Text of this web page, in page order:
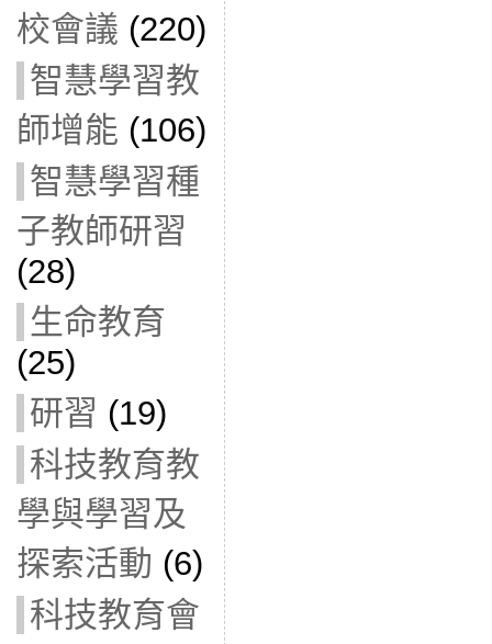
校會議 (220)
智慧學習教
師增能 (106)
智慧學習種
子教師研習
(28)
生命教育
(25)
研習 (19)
科技教育教
學與學習及
探索活動 (6)
科技教育會